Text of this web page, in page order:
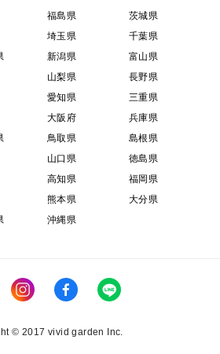
福島県
茨城県
埼玉県
千葉県
新潟県
富山県
山梨県
長野県
愛知県
三重県
大阪府
兵庫県
鳥取県
島根県
山口県
徳島県
高知県
福岡県
熊本県
大分県
沖縄県
© 2017 vivid garden Inc.